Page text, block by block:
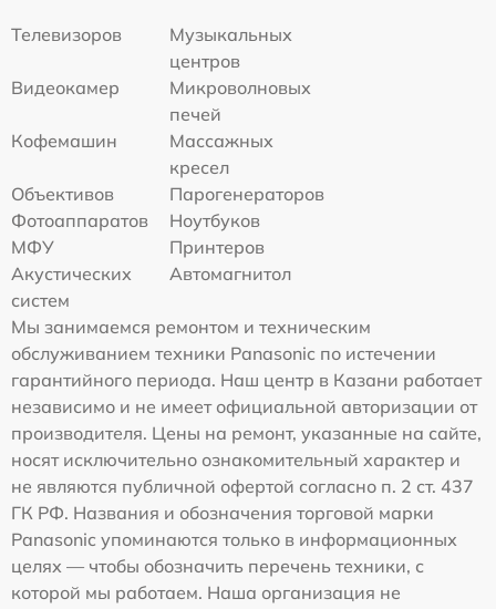
Телевизоров
Музыкальных
центров
Видеокамер
Микроволновых
печей
Кофемашин
Массажных
кресел
Объективов
Парогенераторов
Фотоаппаратов
Ноутбуков
МФУ
Принтеров
Акустических
систем
Автомагнитол
Мы занимаемся ремонтом и техническим
обслуживанием техники Panasonic по истечении
гарантийного периода. Наш центр в Казани работает
независимо и не имеет официальной авторизации от
производителя. Цены на ремонт, указанные на сайте,
носят исключительно ознакомительный характер и
не являются публичной офертой согласно п. 2 ст. 437
ГК РФ. Названия и обозначения торговой марки
Panasonic упоминаются только в информационных
целях — чтобы обозначить перечень техники, с
которой мы работаем. Наша организация не